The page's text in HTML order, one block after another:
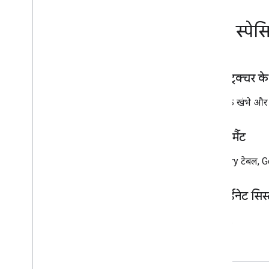
मुख्य
इन्फ़्रास्ट्रक्चर
बिजली के खंभे और
डेटा फ़ॉर्मैट
BigQuery टेबल,
कोऑर्डिनेट